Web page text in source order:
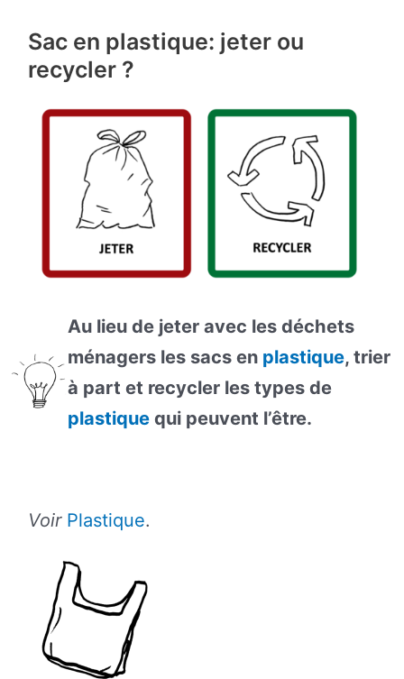
Sac en plastique: jeter ou
recycler ?
Au lieu de jeter avec les déchets
ménagers les sacs en plastique, trier
à part et recycler les types de
plastiquequi peuvent l’être.
Voir Plastique.